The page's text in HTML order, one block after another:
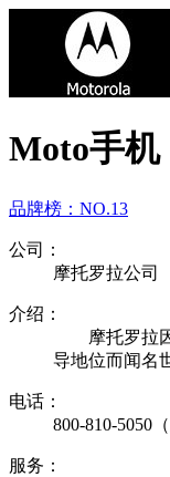
Moto手机
品牌榜： NO.13
公司：
摩托罗拉公司
介绍：
摩托罗拉因
导地位而闻名
电话：
800-810-5050
服务：